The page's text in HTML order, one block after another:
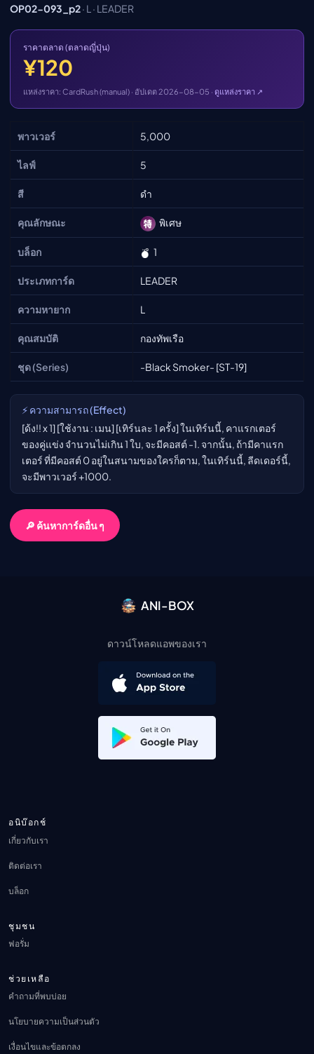
OP02-093_p2· L · LEADER
ราคาตลาด (ตลาดญี่ปุ่น)
¥120
แหล่งราคา: CardRush (manual) · อัปเดต 2026-08-05 · ดูแหล่งราคา ↗
พาวเวอร์ 5,000
ไลฟ์ 5
สี ดำ
คุณลักษณะ พิเศษ
บล็อก 1
ประเภทการ์ด LEADER
ความหายาก L
คุณสมบัติ กองทัพเรือ
ชุด (Series) -Black Smoker- [ST-19]
⚡ ความสามารถ (Effect)
[ด้ง!! x 1] [ใช้งาน : เมน] [เทิร์นละ 1 ครั้ง] ในเทิร์นนี้, คาแรกเตอร์
ของคู่แข่ง จำนวนไม่เกิน 1 ใบ, จะมีคอสต์ -1. จากนั้น, ถ้ามีคาแรก
เตอร์ ที่มีคอสต์ 0 อยู่ในสนามของใครก็ตาม, ในเทิร์นนี้, ลีดเดอร์นี้,
จะมีพาวเวอร์ +1000.
🔎 ค้นหาการ์ดอื่น ๆ
ANI-BOX
ดาวน์โหลดแอพของเรา
อนิบ๊อกช์
เกี่ยวกับเรา
ติดต่อเรา
บล็อก
ชุมชน
ฟอรั่ม
ช่วยเหลือ
คำถามที่พบบ่อย
นโยบายความเป็นส่วนตัว
เงื่อนไขและข้อตกลง